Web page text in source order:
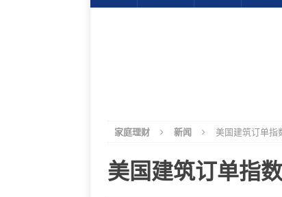
家庭理财 新闻 美国建筑订单指
美国建筑订单指